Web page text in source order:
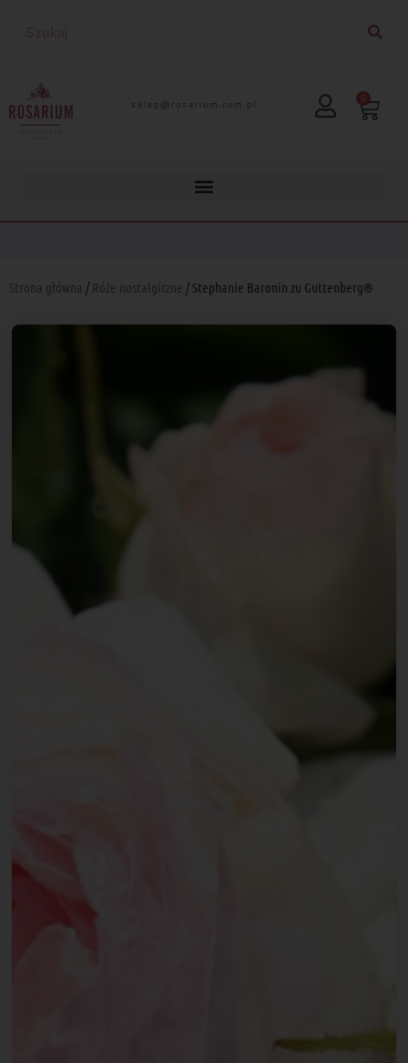
lp.moc.muirasor@pelks 0
Strona główna / Róże nostalgiczne / Stephanie Baronin zu Guttenberg®